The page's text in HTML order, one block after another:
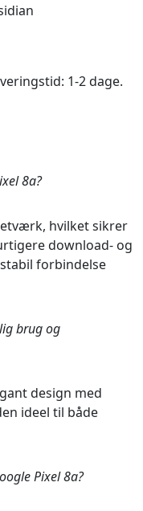
1-2 dage.
8a?
hvilket sikrer
download- og
forbindelse
brug og
design med
ideel til både
Pixel 8a?